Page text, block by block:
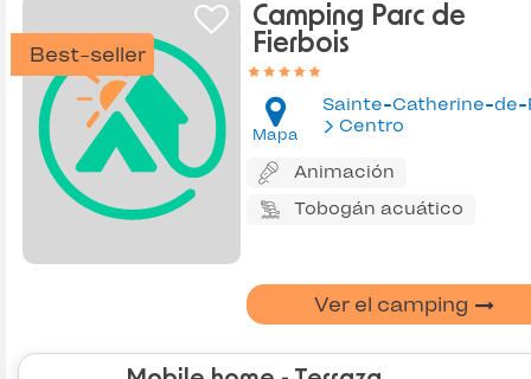
Best-seller
Camping Parc de
Fierbois
Mapa Centro
Animación
Tobogán acuático
Ver el camping